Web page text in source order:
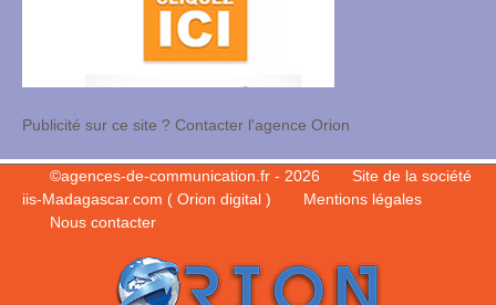
Publicité sur ce site ? Contacter l'agence Orion
©agences-de-communication.fr - 2026
Site de la société
iis-Madagascar.com ( Orion digital )
Mentions légales
Nous contacter